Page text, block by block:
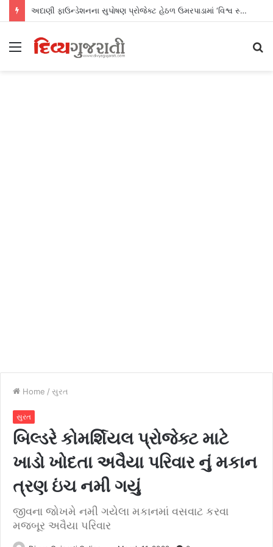
અદાણી ફાઉન્ડેશનના સુપોષણ પ્રોજેક્ટ હેઠળ ઉમરપાડામાં ‘વિશ્વ સ્તનપાન સપ્તાહ’ની સફળ ઉજવણી
Menu
Home / સુરત
સુરત
બિલ્ડરે કોમર્શિયલ પ્રોજેક્ટ માટે
ખાડો ખોદતા અવૈયા પરિવાર નું મકાન
ત્રણ ઇંચ નમી ગયું
જીવના જોખમે નમી ગયેલા મકાનમાં વસવાટ કરવા
મજબૂર અવૈયા પરિવાર